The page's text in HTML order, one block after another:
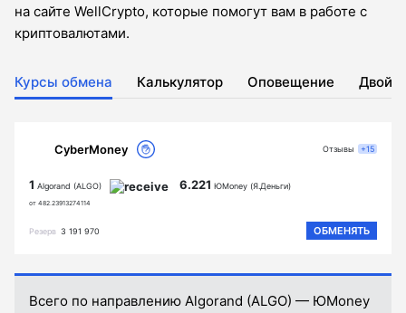
на сайте WellCrypto, которые помогут вам в работе с
криптовалютами.
Курсы обмена Калькулятор Оповещение
CyberMoney
1 Algorand (ALGO)
от 482.23913274114
6.221 ЮMoney (Я.Деньги)
Резерв 3 191 970 ОБМЕНЯТЬ
Отзывы +15
Всего по направлению Algorand (ALGO) — ЮMoney